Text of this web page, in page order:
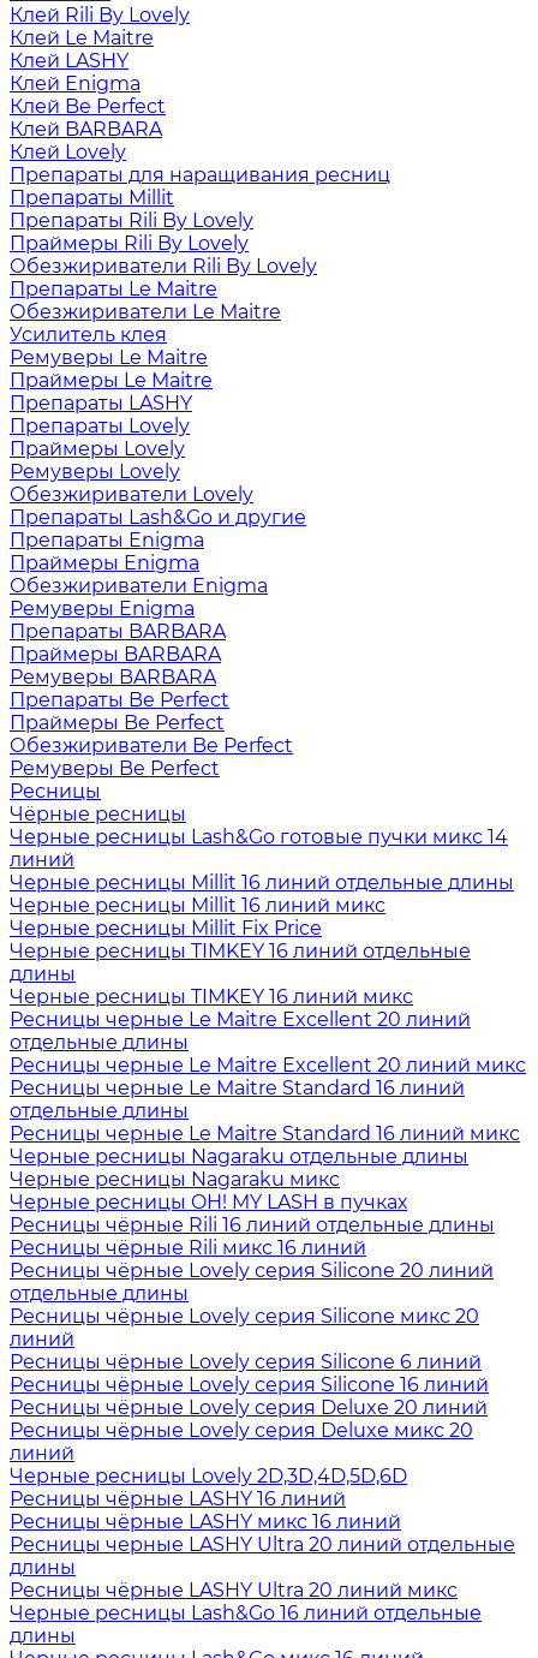
Клей Rili By Lovely
Клей Le Maitre
Клей LASHY
Клей Enigma
Клей Be Perfect
Клей BARBARA
Клей Lovely
Препараты для наращивания ресниц
Препараты Millit
Препараты Rili By Lovely
Праймеры Rili By Lovely
Обезжириватели Rili By Lovely
Препараты Le Maitre
Обезжириватели Le Maitre
Усилитель клея
Ремуверы Le Maitre
Праймеры Le Maitre
Препараты LASHY
Препараты Lovely
Праймеры Lovely
Ремуверы Lovely
Обезжириватели Lovely
Препараты Lash&Go и другие
Препараты Enigma
Праймеры Enigma
Обезжириватели Enigma
Ремуверы Enigma
Препараты BARBARA
Праймеры BARBARA
Ремуверы BARBARA
Препараты Be Perfect
Праймеры Be Perfect
Обезжириватели Be Perfect
Ремуверы Be Perfect
Ресницы
Чёрные ресницы
Черные ресницы Lash&Go готовые пучки микс 14
линий
Черные ресницы Millit 16 линий отдельные длины
Черные ресницы Millit 16 линий микс
Черные ресницы Millit Fix Price
Черные ресницы TIMKEY 16 линий отдельные
длины
Черные ресницы TIMKEY 16 линий микс
Ресницы черные Le Maitre Excellent 20 линий
отдельные длины
Ресницы черные Le Maitre Excellent 20 линий микс
Ресницы черные Le Maitre Standard 16 линий
отдельные длины
Ресницы черные Le Maitre Standard 16 линий микс
Черные ресницы Nagaraku отдельные длины
Черные ресницы Nagaraku микс
Черные ресницы OH! MY LASH в пучках
Ресницы чёрные Rili 16 линий отдельные длины
Ресницы чёрные Rili микс 16 линий
Ресницы чёрные Lovely серия Silicone 20 линий
отдельные длины
Ресницы чёрные Lovely серия Silicone микс 20
линий
Ресницы чёрные Lovely серия Silicone 6 линий
Ресницы чёрные Lovely серия Silicone 16 линий
Ресницы чёрные Lovely серия Deluxe 20 линий
Ресницы чёрные Lovely серия Deluxe микс 20
линий
Черные ресницы Lovely 2D,3D,4D,5D,6D
Ресницы чёрные LASHY 16 линий
Ресницы чёрные LASHY микс 16 линий
Ресницы черные LASHY Ultra 20 линий отдельные
длины
Ресницы чёрные LASHY Ultra 20 линий микс
Черные ресницы Lash&Go 16 линий отдельные
длины